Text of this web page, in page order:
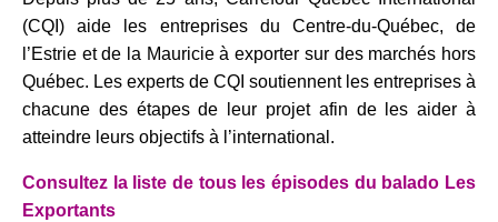
(CQI) aide les entreprises du Centre-du-Québec, de
l’Estrie et de la Mauricie à exporter sur des marchés hors
Québec. Les experts de CQI soutiennent les entreprises à
chacune des étapes de leur projet afin de les aider à
atteindre leurs objectifs à l’international.
Consultez la liste de tous les épisodes du balado Les
Exportants